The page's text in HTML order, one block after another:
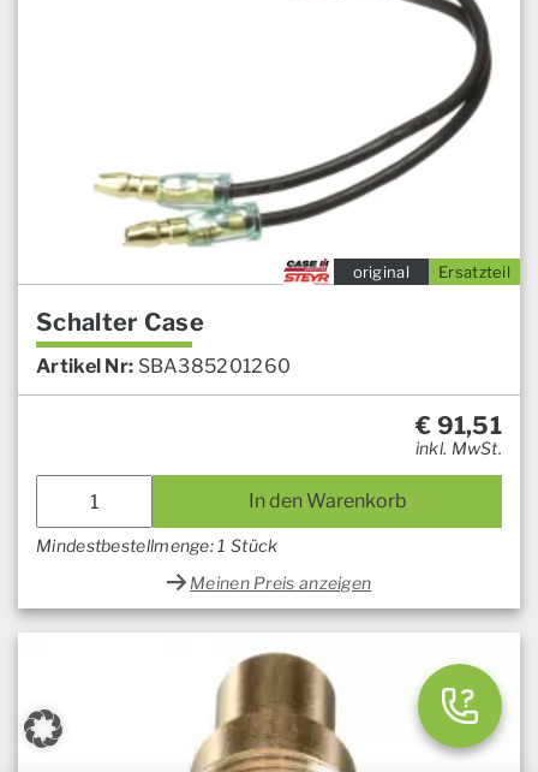
Ersatzteil
original
Schalter Case
Artikel Nr: SBA385201260
€ 91,51
inkl. MwSt.
In den Warenkorb
Mindestbestellmenge: 1 Stück
Meinen Preis anzeigen